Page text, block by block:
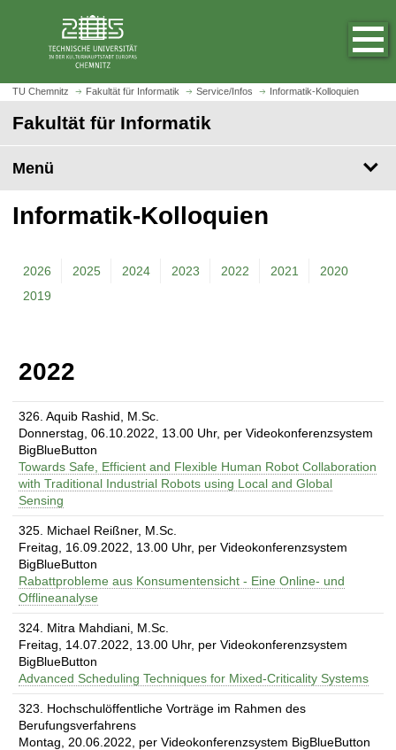
z
m
t
e
i
t
u
f
TU Chemnitz Fakultät für Informatik Service/Infos Informatik-Kolloquien
Fakultät für Informatik
Menü
Informatik-Kolloquien
2026 2025 2024 2023 2022 2021
2020
2019
2022
326. Aquib Rashid, M.Sc.
Donnerstag, 06.10.2022, 13.00 Uhr, per Videokonferenzsystem
BigBlueButton
Towards Safe, Efficient and Flexible Human Robot Collaboration
with Traditional Industrial Robots using Local and Global
Sensing
325. Michael Reißner, M.Sc.
Freitag, 16.09.2022, 13.00 Uhr, per Videokonferenzsystem
BigBlueButton
Rabattprobleme aus Konsumentensicht - Eine Online- und
Offlineanalyse
324. Mitra Mahdiani, M.Sc.
Freitag, 14.07.2022, 13.00 Uhr, per Videokonferenzsystem
BigBlueButton
Advanced Scheduling Techniques for Mixed-Criticality Systems
323. Hochschulöffentliche Vorträge im Rahmen des
Berufungsverfahrens
Montag, 20.06.2022, per Videokonferenzsystem BigBlueButton